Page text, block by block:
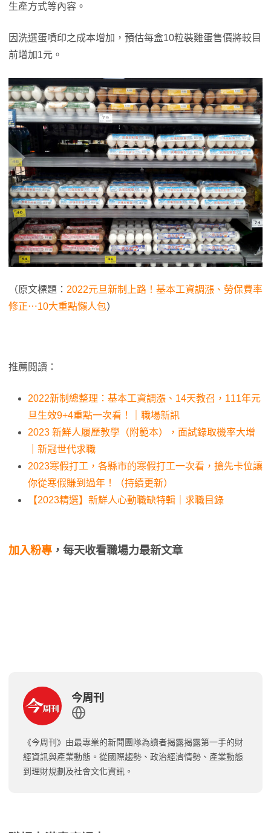
生產方式等內容。
因洗選蛋噴印之成本增加，預估每盒10粒裝雞蛋售價將較目
前增加1元。
（原文標題： 2022元旦新制上路！基本工資調漲、勞保費率
修正⋯10大重點懶人包）
推薦閱讀：
2022新制總整理：基本工資調漲、14天教召，111年元
旦生效9+4重點一次看！｜職場新訊
2023 新鮮人履歷教學（附範本），面試錄取機率大增
｜新冠世代求職
2023寒假打工，各縣市的寒假打工一次看，搶先卡位讓
你從寒假賺到過年！（持續更新）
【2023精選】新鮮人心動職缺特輯｜求職目錄
加入粉專 ，每天收看職場力最新文章
今周刊
《今周刊》由最專業的新聞團隊為讀者揭露揭露第一手的財
經資訊與產業動態。從國際趨勢、政治經濟情勢、產業動態
到理財規劃及社會文化資訊。